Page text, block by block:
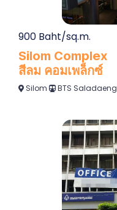
900 Baht/sq.m.
Silom Complex
สีลม คอมเพล็กซ์
Silom BTS Saladaeng